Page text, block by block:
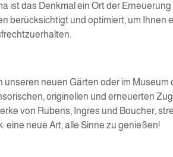
ist das Denkmal ein Ort der
berücksichtigt und optimiert, um
unseren neuen Gärten oder im
originellen und erneuerten
von Rubens, Ingres und Boucher,
eine neue Art, alle Sinne zu genießen!